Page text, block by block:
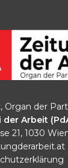
der
der Arbeit
21, 1030